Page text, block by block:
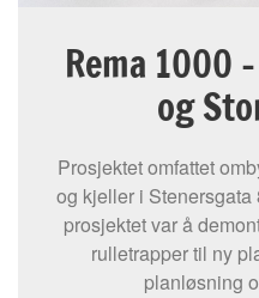
Rema 1000
og
Prosjektet omfattet
og kjeller i Stenersgata
prosjektet var å
rulletrapper til ny
planløsning